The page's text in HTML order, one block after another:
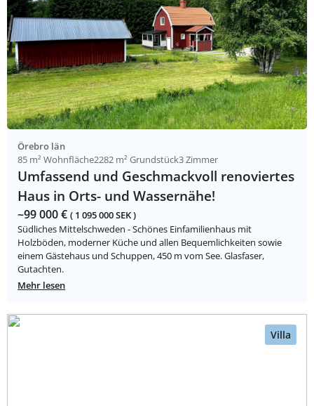
Örebro län
85 m² Wohnfläche2282 m² Grundstück3 Zimmer
Umfassend und Geschmackvoll renoviertes
Haus in Orts- und Wassernähe!
~99 000 € ( 1 095 000 SEK )
Südliches Mittelschweden - Schönes Einfamilienhaus mit
Holzböden, moderner Küche und allen Bequemlichkeiten sowie
einem Gästehaus und Schuppen, 450 m vom See. Glasfaser,
Gutachten.
Mehr lesen
Villa